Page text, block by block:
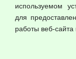
© 2026 ООО
используемом
для
работы веб-сайта